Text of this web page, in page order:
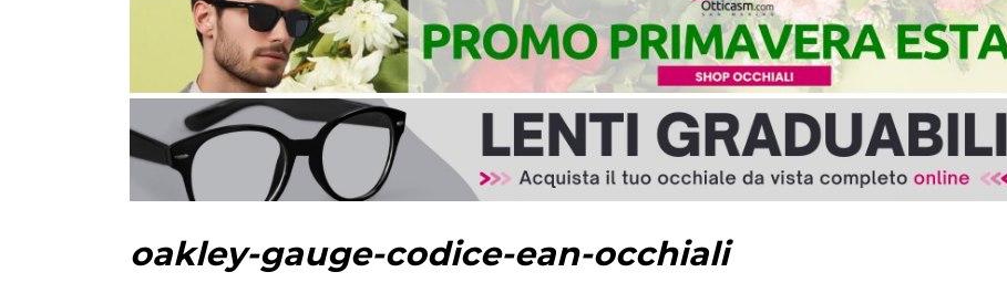
oakley-gauge-codice-ean-occhiali